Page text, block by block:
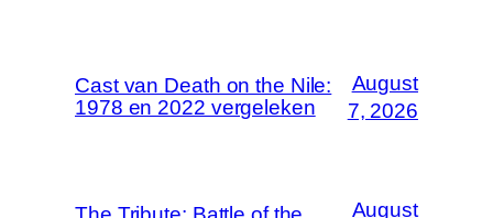
Cast van Death on the Nile:
1978 en 2022 vergeleken
August
7, 2026
August